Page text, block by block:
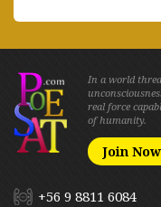
In a world
real force
of humanity.
Join Now
+56 9 8811 6084